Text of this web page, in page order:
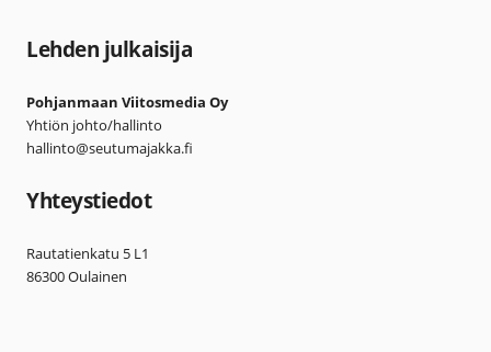
Lehden julkaisija
Pohjanmaan Viitosmedia Oy
Yhtiön johto/hallinto
hallinto@seutumajakka.fi
Yhteystiedot
Rautatienkatu 5 L1
86300 Oulainen